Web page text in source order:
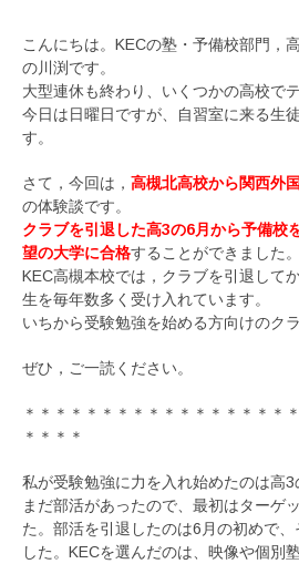
こんにちは。KECの塾・予備校部門，
の川渕です。
大型連休も終わり、いくつかの高校で
今日は日曜日ですが、自習室に来る生
す。
さて，今回は， 高槻北高校から関西外
の体験談です。
クラブを引退した高3の6月から予備校
望の大学に合格することができました。
KEC高槻本校では，クラブを引退して
生を毎年数多く受け入れています。
いちから受験勉強を始める方向けのク
ぜひ，ご一読ください。
＊＊＊＊＊＊＊＊＊＊＊＊＊＊＊＊＊
＊＊＊＊
私が受験勉強に力を入れ始めたのは高
まだ部活があったので、最初はターゲ
た。部活を引退したのは6月の初めで
した。KECを選んだのは、映像や個別